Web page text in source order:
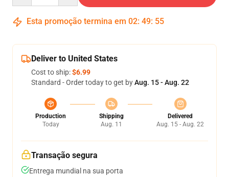
Esta promoção termina em 02: 49: 54
Deliver to United States
Cost to ship:$6.99
Standard - Order today to get byAug. 15 - Aug. 22
Production
Today
Shipping
Aug. 11
Delivered
Aug. 15 - Aug. 22
Transação segura
Entrega mundial na sua porta